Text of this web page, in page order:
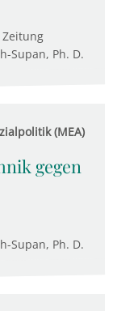
Supan, Ph. D.
(MEA)
gegen
Supan, Ph. D.